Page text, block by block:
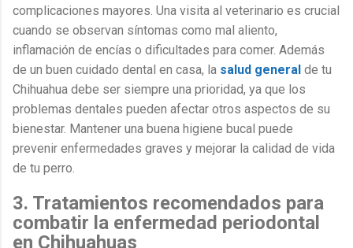
complicaciones mayores. Una visita al veterinario es crucial
cuando se observan síntomas como mal aliento,
inflamación de encías o dificultades para comer. Además
de un buen cuidado dental en casa, la salud general de tu
Chihuahua debe ser siempre una prioridad, ya que los
problemas dentales pueden afectar otros aspectos de su
bienestar. Mantener una buena higiene bucal puede
prevenir enfermedades graves y mejorar la calidad de vida
de tu perro.
3. Tratamientos recomendados para
combatir la enfermedad periodontal
en Chihuahuas